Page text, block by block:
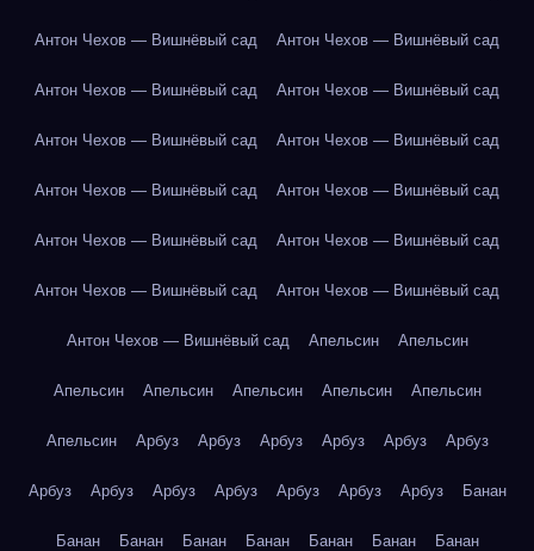
Антон Чехов — Вишнёвый сад Антон Чехов — Вишнёвый сад
Антон Чехов — Вишнёвый сад Антон Чехов — Вишнёвый сад
Антон Чехов — Вишнёвый сад Антон Чехов — Вишнёвый сад
Антон Чехов — Вишнёвый сад Антон Чехов — Вишнёвый сад
Антон Чехов — Вишнёвый сад Антон Чехов — Вишнёвый сад
Антон Чехов — Вишнёвый сад Антон Чехов — Вишнёвый сад
Антон Чехов — Вишнёвый сад Апельсин Апельсин
Апельсин Апельсин Апельсин Апельсин Апельсин
Апельсин Арбуз Арбуз Арбуз Арбуз Арбуз Арбуз
Арбуз Арбуз Арбуз Арбуз Арбуз Арбуз Арбуз Банан
Банан Банан Банан Банан Банан Банан Банан